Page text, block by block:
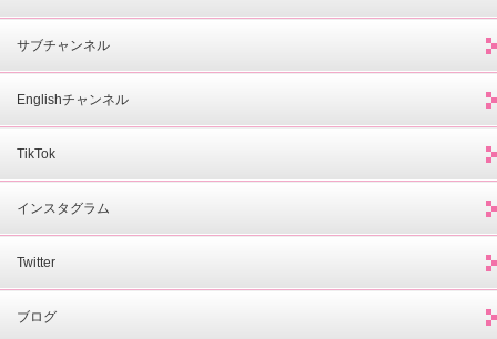
サブチャンネル
Englishチャンネル
TikTok
インスタグラム
Twitter
ブログ